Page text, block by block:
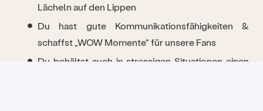
Lächeln auf den Lippen
Du hast gute Kommunikationsfähigkeiten &
schaffst „WOW Momente“ für unsere Fans
Du behältst auch in stressigen Situationen einen